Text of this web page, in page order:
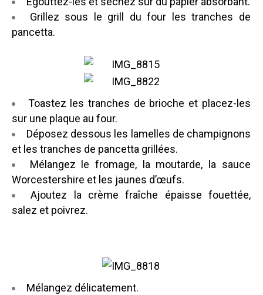
Grillez sous le grill du four les tranches de
pancetta.
Toastez les tranches de brioche et placez-les
sur une plaque au four.
Déposez dessous les lamelles de champignons
et les tranches de pancetta grillées.
Mélangez le fromage, la moutarde, la sauce
Worcestershire et les jaunes d’œufs.
Ajoutez la crème fraîche épaisse fouettée,
salez et poivrez.
Mélangez délicatement.